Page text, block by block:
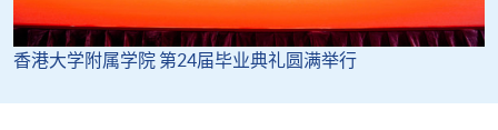
香港大学附属学院 第24届毕业典礼圆满举行